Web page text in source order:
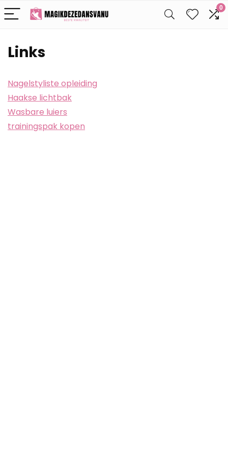
0
Links
Nagelstyliste opleiding
Haakse lichtbak
Wasbare luiers
trainingspak kopen